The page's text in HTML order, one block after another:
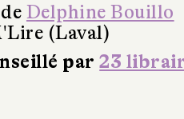
Delphine Bouillo
(Laval)
par23